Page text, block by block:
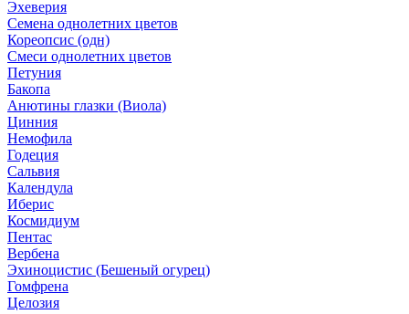
Эхеверия
Семена однолетних цветов
Кореопсис (одн)
Смеси однолетних цветов
Петуния
Бакопа
Анютины глазки (Виола)
Цинния
Немофила
Годеция
Сальвия
Календула
Иберис
Космидиум
Пентас
Вербена
Эхиноцистис (Бешеный огурец)
Гомфрена
Целозия